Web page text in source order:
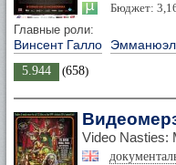
Бюджет:
Главные роли:
Винсент Галло
5.944 (658)
Video Nasties: